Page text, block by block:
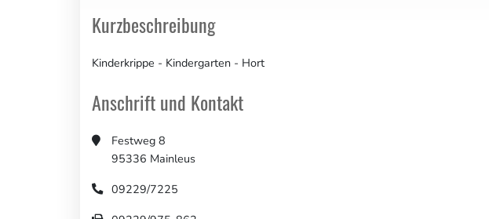
Kurzbeschreibung
Kinderkrippe - Kindergarten - Hort
Anschrift und Kontakt
Festweg 8
95336 Mainleus
09229/7225